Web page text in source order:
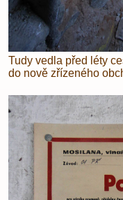
Tudy vedla před léty
do nově zřízeného